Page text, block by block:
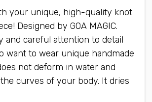
your unique, high-quality knot
Designed by GOA MAGIC.
and careful attention to detail
want to wear unique handmade
not deform in water and
curves of your body. It dries